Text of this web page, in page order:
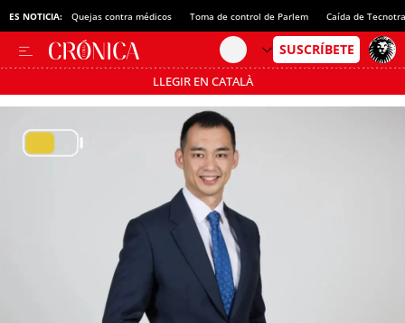
ES NOTICIA: Quejas contra médicos Toma de control de Parlem Caída de
LLEGIR EN CATALÀ
Pásate al MODO AHORRO